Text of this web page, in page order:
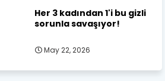
Her 3 kadından 1'i bu gizli
sorunla savaşıyor!
May 22, 2026